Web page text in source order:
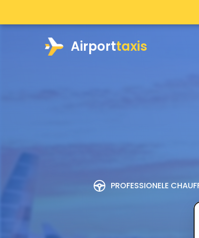
Airporttaxis
PROFESSIONELE